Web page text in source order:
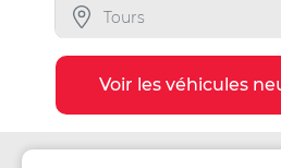
Tours
Voir les véhicules